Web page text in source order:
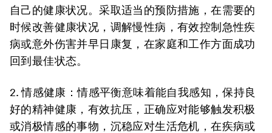
自己的健康状况。采取适当的预防措施，在需要的
时候改善健康状况，调解慢性病，有效控制急性疾
病或意外伤害并早日康复，在家庭和工作方面成功
回到最佳状态。
2. 情感健康 ：情感平衡意味着能自我感知，保持良
好的精神健康，有效抗压，正确应对能够触发积极
或消极情感的事物，沉稳应对生活危机，在疾病或